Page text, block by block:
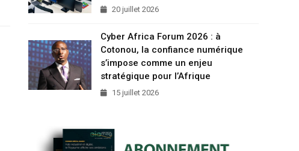
20 juillet 2026
Cyber Africa Forum 2026 : à
Cotonou, la confiance numérique
s’impose comme un enjeu
stratégique pour l’Afrique
15 juillet 2026